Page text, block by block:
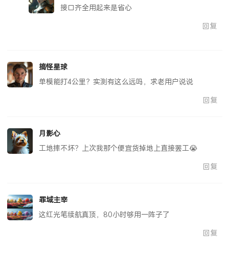
接口齐全用起来是省心
回复
搞怪星球
单模能打4公里？实测有这么远吗，求老用户说说
回复
月影心
工地摔不坏？上次我那个便宜货掉地上直接罢工😭
回复
罪域主宰
这红光笔续航真顶，80小时够用一阵子了
回复